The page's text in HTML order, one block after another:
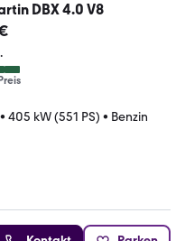
DBX 4.0 V8
• 405 kW (551 PS) • Benzin